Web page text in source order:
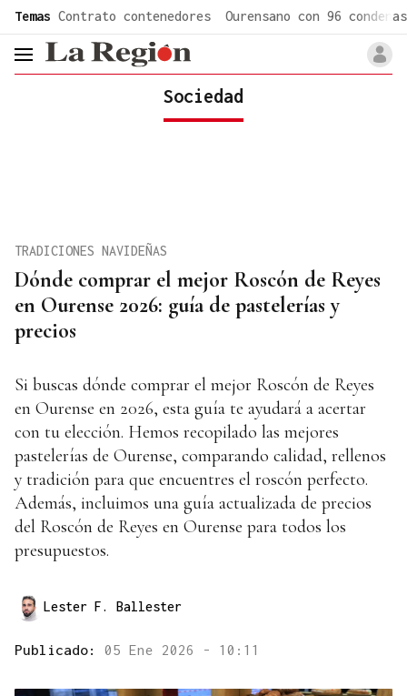
Temas Contrato contenedores Ourensano con 96 condenas
header.menu.open
Sociedad
Dónde comprar el mejor Roscón de Reyes
en Ourense 2026: guía de pastelerías y
precios
TRADICIONES NAVIDEÑAS
Si buscas dónde comprar el mejor Roscón de Reyes
en Ourense en 2026, esta guía te ayudará a acertar
con tu elección. Hemos recopilado las mejores
pastelerías de Ourense, comparando calidad, rellenos
y tradición para que encuentres el roscón perfecto.
Además, incluimos una guía actualizada de precios
del Roscón de Reyes en Ourense para todos los
presupuestos.
Lester F. Ballester
Publicado: 05 Ene 2026 - 10:11